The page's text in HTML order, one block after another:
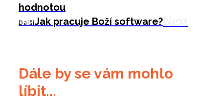
hodnotou
DalšíJak pracuje Boží software?
Dále by se vám mohlo
líbit...